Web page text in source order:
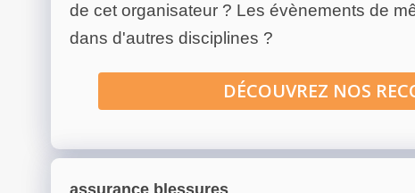
de cet organisateur ? Les évènements de
dans d'autres disciplines ?
DÉCOUVREZ NOS